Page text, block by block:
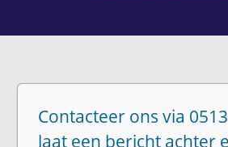
Contacteer ons via
laat een bericht achter